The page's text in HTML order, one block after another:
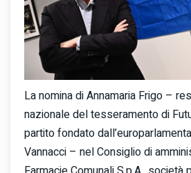
La nomina di Annamaria Frigo –
nazionale del tesseramento di
partito fondato
Vannacci – nel Consiglio di